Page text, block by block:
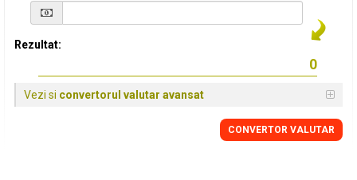
Rezultat:
Vezi si convertorul valutar avansat
CONVERTOR VALUTAR